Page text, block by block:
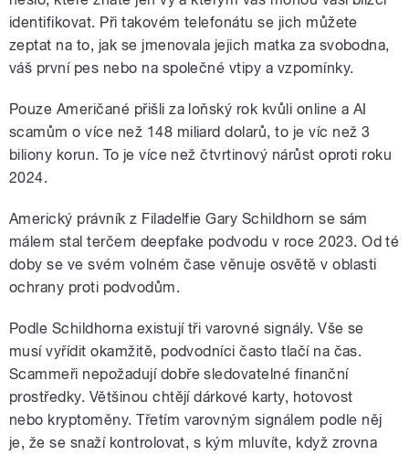
identifikovat. Při takovém telefonátu se jich můžete
zeptat na to, jak se jmenovala jejich matka za svobodna,
váš první pes nebo na společné vtipy a vzpomínky.
Pouze Američané přišli za loňský rok kvůli online a AI
scamům o více než 148 miliard dolarů, to je víc než 3
biliony korun. To je více než čtvrtinový nárůst oproti roku
2024.
Americký právník z Filadelfie Gary Schildhorn se sám
málem stal terčem deepfake podvodu v roce 2023. Od té
doby se ve svém volném čase věnuje osvětě v oblasti
ochrany proti podvodům.
Podle Schildhorna existují tři varovné signály. Vše se
musí vyřídit okamžitě, podvodníci často tlačí na čas.
Scammeři nepožadují dobře sledovatelné finanční
prostředky. Většinou chtějí dárkové karty, hotovost
nebo kryptoměny. Třetím varovným signálem podle něj
je, že se snaží kontrolovat, s kým mluvíte, když zrovna